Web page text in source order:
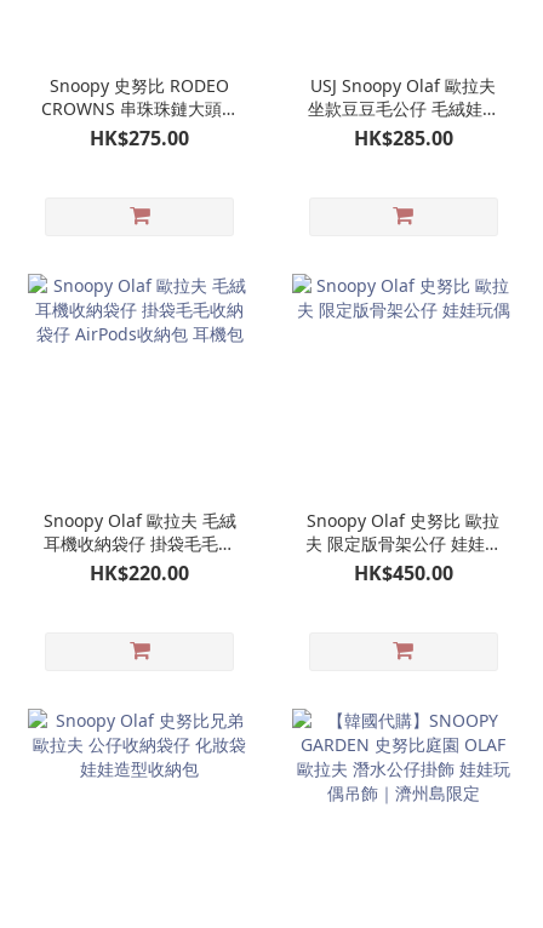
Snoopy 史努比 RODEO
CROWNS 串珠珠鏈大頭公
仔吊飾 毛絨公仔掛飾
（OLAF 歐拉夫）
HK$275.00
USJ Snoopy Olaf 歐拉夫
坐款豆豆毛公仔 毛絨娃娃
玩偶｜日本環球影城限定
史努比
HK$285.00
Snoopy Olaf 歐拉夫 毛絨
耳機收納袋仔 掛袋毛毛收
納袋仔 AirPods收納包 耳
機包
HK$220.00
Snoopy Olaf 史努比 歐拉
夫 限定版骨架公仔 娃娃玩
偶
HK$450.00